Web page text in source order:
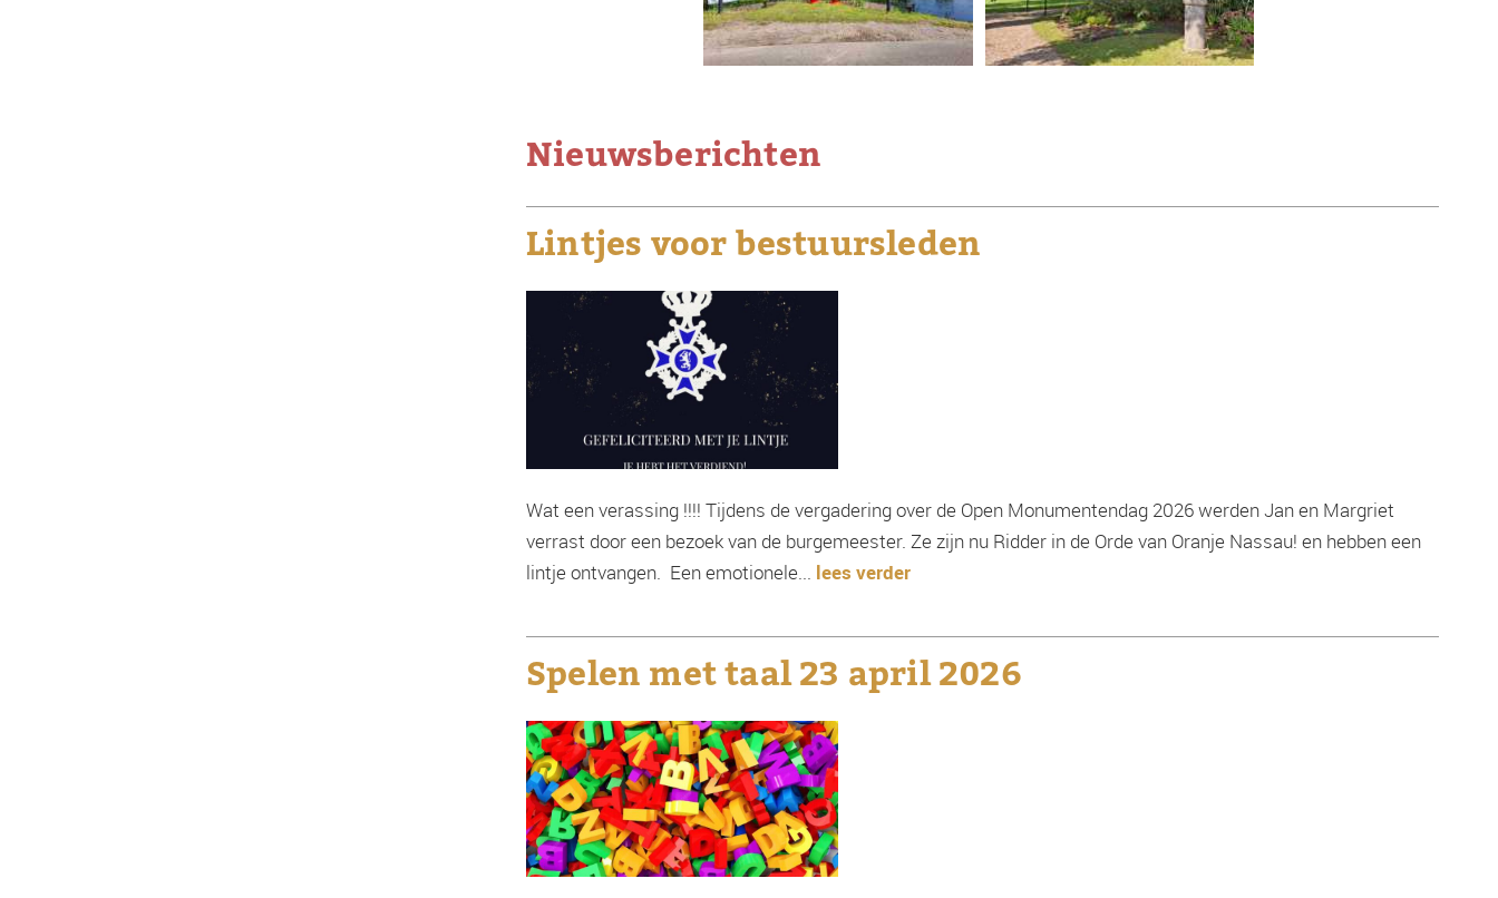
Nieuwsberichten
Lintjes voor bestuursleden
Wat een verassing !!!! Tijdens de vergadering over de Open Monumentendag 2026 werden Jan en Margriet
verrast door een bezoek van de burgemeester. Ze zijn nu Ridder in de Orde van Oranje Nassau! en hebben een
lintje ontvangen. Een emotionele... lees verder
Spelen met taal 23 april 2026